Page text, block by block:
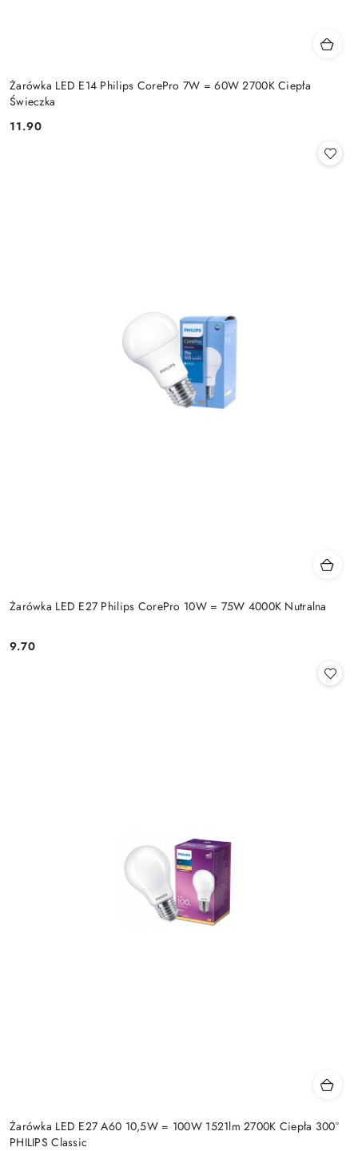
Żarówka LED E14 Philips CorePro 7W = 60W 2700K Ciepła
Świeczka
Cena:
11.90
Żarówka LED E27 Philips CorePro 10W = 75W 4000K Nutralna
Cena:
9.70
Żarówka LED E27 A60 10,5W = 100W 1521lm 2700K Ciepła 300°
PHILIPS Classic